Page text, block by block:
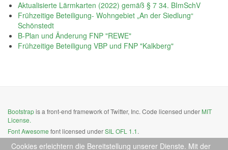
Aktualisierte Lärmkarten (2022) gemäß § 7 34. BImSchV
Frühzeitige Beteiligung- Wohngebiet „An der Siedlung“
Schönstedt
B-Plan und Änderung FNP "REWE"
Frühzeitige Beteiligung VBP und FNP "Kalkberg"
Bootstrapis a front-end framework of Twitter, Inc. Code licensed under MIT
License.
Font Awesome font licensed underSIL OFL 1.1.
Cookies erleichtern die Bereitstellung unserer Dienste. Mit der